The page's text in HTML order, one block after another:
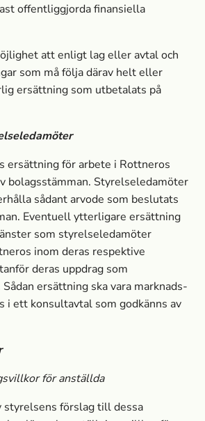
offentliggjorda finansiella
att enligt lag eller avtal och
som må följa därav helt eller
ersättning som utbetalats på
ersättning för arbete i Rottneros
bolagsstämman. Styrelseledamöter
sådant arvode som beslutats
Eventuell ytterligare ersättning
som styrelseledamöter
inom deras respektive
deras uppdrag som
ersättning ska vara marknads­
i ett konsultavtal som godkänns av
för anställda
styrelsens förslag till dessa